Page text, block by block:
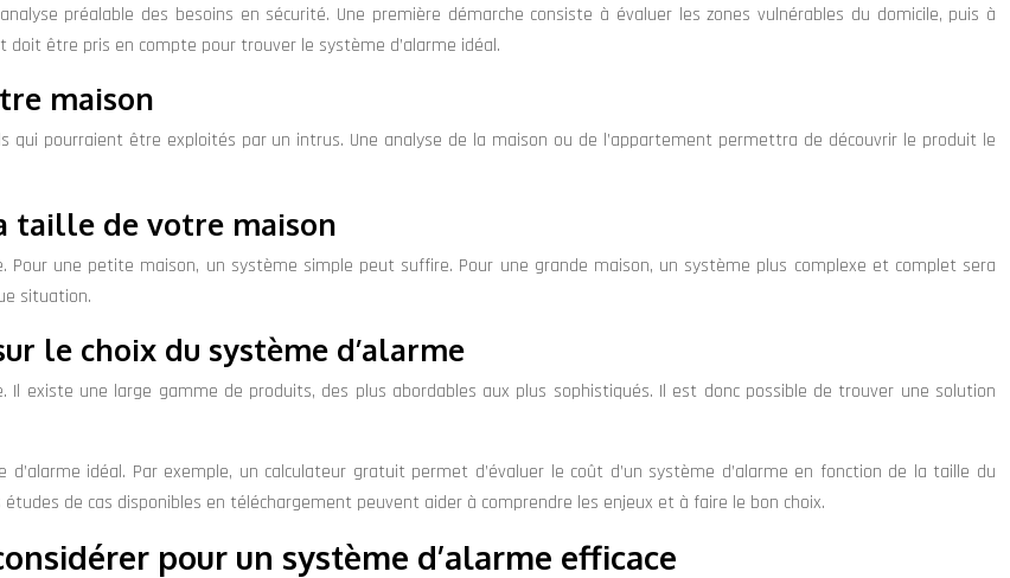
préalable des besoins en sécurité. Une première démarche consiste à évaluer les zones vulnérables du domicile, puis à
être pris en compte pour trouver le système d’alarme idéal.
maison
pourraient être exploités par un intrus. Une analyse de la maison ou de l’appartement permettra de découvrir le produit le
taille de votre maison
une petite maison, un système simple peut suffire. Pour une grande maison, un système plus complexe et complet sera
situation.
le choix du système d’alarme
existe une large gamme de produits, des plus abordables aux plus sophistiqués. Il est donc possible de trouver une solution
idéal. Par exemple, un calculateur gratuit permet d’évaluer le coût d’un système d’alarme en fonction de la taille du
de cas disponibles en téléchargement peuvent aider à comprendre les enjeux et à faire le bon choix.
pour un système d’alarme efficace